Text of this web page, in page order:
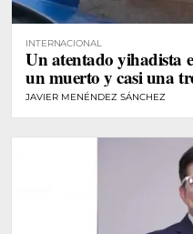
INTERNACIONAL
Un atentado yihadista
un muerto y casi una
JAVIER MENÉNDEZ SÁNCHEZ